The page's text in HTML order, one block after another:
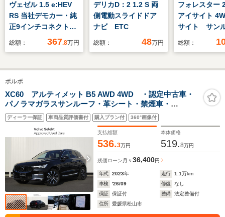
ヴェゼル 1.5 e:HEV
RS 当社デモカー・純
正9インチコネクトナ
ビTV・マルチビュー
Bluetooth・ワンオー
ナー車
総額： 367.8万円
デリカD：2 1.2 S 両
側電動スライドドア
ナビ ETC
総額： 48万円
フォレスター
アイサイト
サイト サン
ナビ バッ
ステリング
正17アルミ
スマートキ
総額：
ボルボ
XC60 アルティメット B5 AWD 4WD ・認定中古車・
パノラマガラスサンルーフ・革シート・禁煙車・
harman/kardonプレミアムオーディオ・Googleインフォ
テイメントシステム・360°ビューカメラ・電動パワーテ
ールゲート
ディーラー保証 車両品質評価書付 購入プラン付 360°画像付
支払総額
536.3万円
本体価格
519.8万円
残価ローン 月々36,400円
年式 2023年 走行 1.1万km
車検
'26/09 修復
なし
保証
保証付 整備
法定整備付
住所
愛媛県松山市